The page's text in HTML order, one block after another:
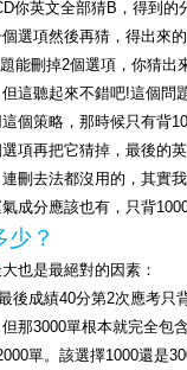
你英文全部猜B，得到的
選項然後再猜，得出來
能刪掉2個選項，你猜出
這聽起來不錯吧!這個問
個策略，那時候只有背
項再把它猜掉，最後的
刪去法都沒用的，其實
成分應該也有，只背1000
？
也是最絕對的因素：
後成績40分第2次應考只
那3000單根本就完全包
單。該選擇1000還是